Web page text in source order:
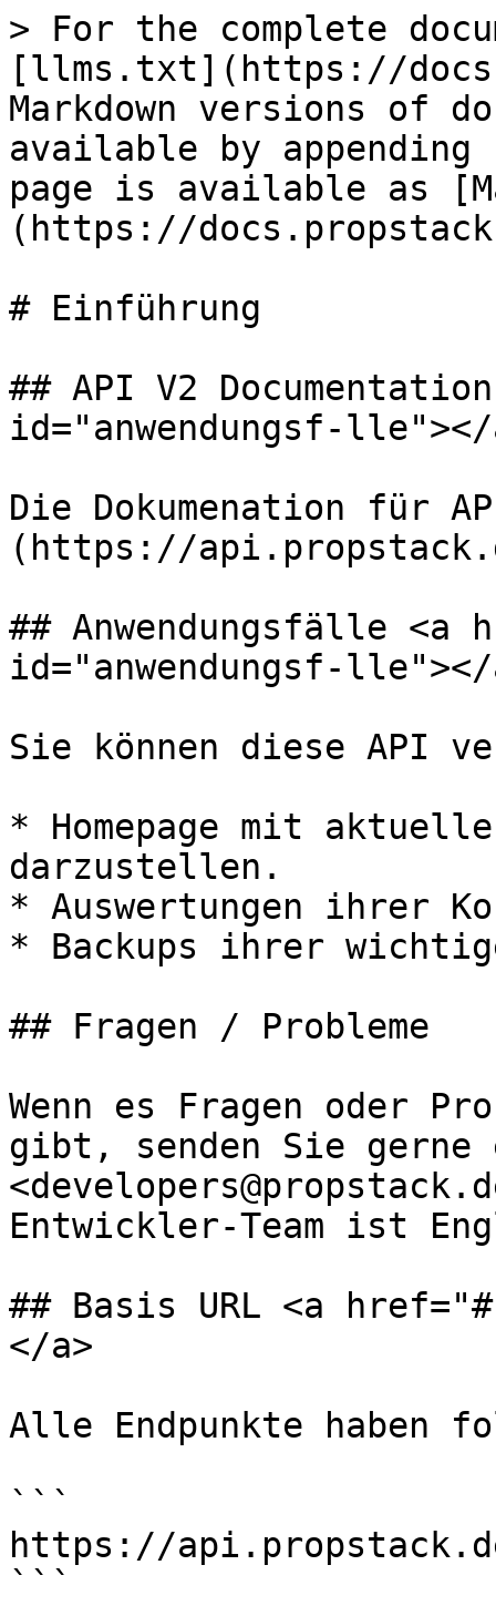
> For the complete
[llms.txt](https://
Markdown versions of
available by
page is available as
(https://
# Einführung
## API V2
id="anwendungsf-lle"></
Die Dokumenation für
(https://
## Anwendungsfälle <a
id="anwendungsf-lle"></
Sie können diese API
* Homepage mit
darzustellen.
* Auswertungen ihrer
* Backups ihrer
## Fragen / Probleme
Wenn es Fragen oder
gibt, senden Sie gerne
Entwickler-Team ist
## Basis URL <a
</a>
Alle Endpunkte haben
```
https://
```